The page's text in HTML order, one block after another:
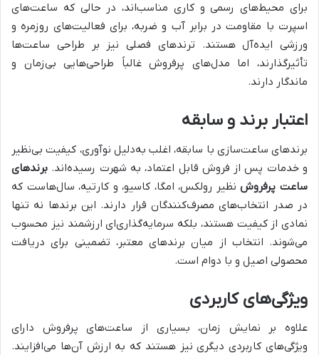
برای محیط‌های رسمی و کاری مناسب‌اند، در حالی که ساعت‌های
اسپرت با مقاومت در برابر آب و ضربه، برای فعالیت‌های روزمره و
ورزشی ایده‌آل هستند. ترندهای فصلی نیز بر طراحی ساعت‌ها
تأثیرگذارند، اما مدل‌های پرفروش غالباً طراحی‌هایی بی‌زمان و
ماندگار دارند.
اعتبار برند و سابقه
برندهای ساعت‌سازی با سابقه، اغلب به‌دلیل نوآوری، کیفیت بی‌نظیر
و خدمات پس از فروش قابل اعتماد، به شهرت رسیده‌اند. برندهای
ساعت پرفروشنظیر رولکس، امگا، کاسیو، و کارتیه، سال‌هاست که
در صدر انتخاب‌های مصرف‌کنندگان قرار دارند. این برندها نه تنها
نمادی از کیفیت هستند، بلکه سرمایه‌گذاری‌ای ارزشمند نیز محسوب
می‌شوند. انتخاب از میان برندهای معتبر، تضمینی برای دریافت
محصولی اصیل و با دوام است.
ویژگی‌های کاربردی
علاوه بر نمایش زمان، بسیاری از ساعت‌های پرفروش دارای
ویژگی‌های کاربردی دیگری نیز هستند که به ارزش آن‌ها می‌افزایند.